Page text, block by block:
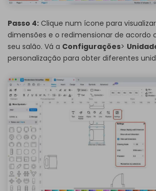
Passo 4: Clique num ícone para
dimensões e o redimensionar de acordo
seu salão. Vá a Configurações>
personalização para obter diferentes